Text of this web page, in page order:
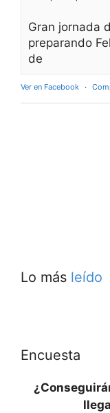
Gran jornada
preparando
de
Ver en Facebook ·
Lo más leído
Encuesta